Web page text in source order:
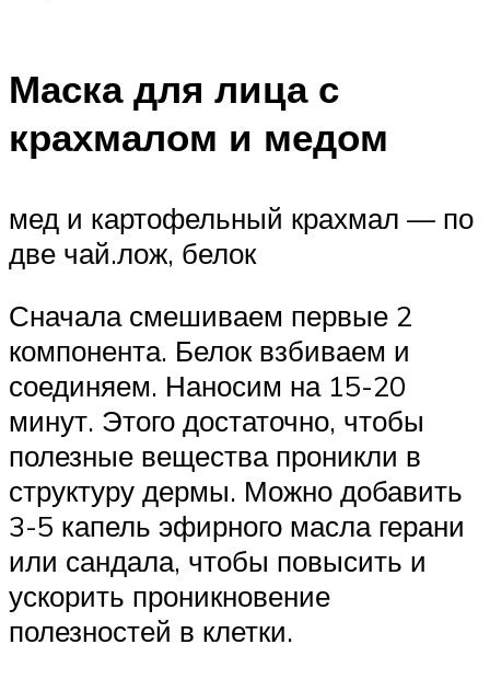
Маска для лица с
крахмалом и медом
мед и картофельный крахмал — по
две чай.лож, белок
Сначала смешиваем первые 2
компонента. Белок взбиваем и
соединяем. Наносим на 15-20
минут. Этого достаточно, чтобы
полезные вещества проникли в
структуру дермы. Можно добавить
3-5 капель эфирного масла герани
или сандала, чтобы повысить и
ускорить проникновение
полезностей в клетки.